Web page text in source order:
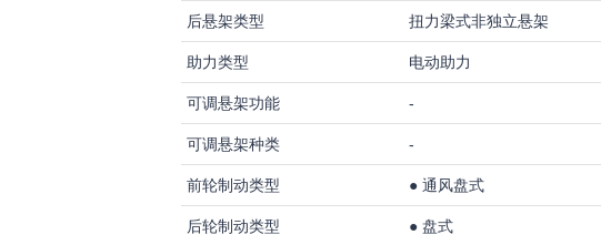
后悬架类型 扭力梁式非独立悬架
助力类型 电动助力
可调悬架功能 -
可调悬架种类 -
前轮制动类型 ● 通风盘式
后轮制动类型 ● 盘式